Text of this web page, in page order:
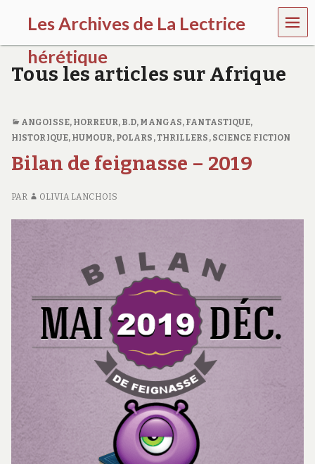
Les Archives de La Lectrice
hérétique
(
0
5
2
2
0
)
MEN
U
Tous les articles sur Afrique
ANGOISSE, HORREUR, B.D, MANGAS, FANTASTIQUE,
HISTORIQUE, HUMOUR, POLARS, THRILLERS , SCIENCE FICTION
Bilan de feignasse – 2019
PAR OLIVIA LANCHOIS